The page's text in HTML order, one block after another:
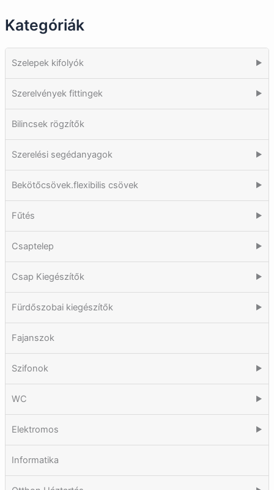
Kategóriák
Szelepek kifolyók ▶
Szerelvények fittingek ▶
Bilincsek rögzítők
Szerelési segédanyagok ▶
Bekötőcsövek.flexibilis csövek ▶
Fűtés ▶
Csaptelep ▶
Csap Kiegészítők ▶
Fürdőszobai kiegészítők ▶
Fajanszok
Szifonok ▶
WC ▶
Elektromos ▶
Informatika